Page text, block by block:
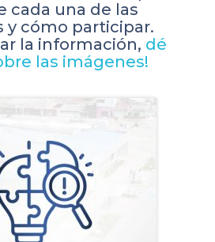
cada una de las
y cómo participar.
la información, dé
las imágenes!